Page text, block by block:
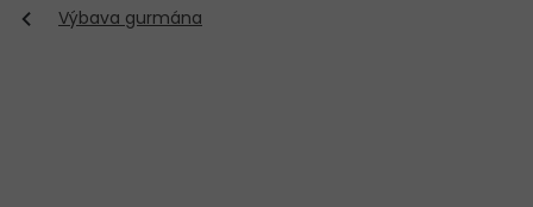
Výbava gurmána